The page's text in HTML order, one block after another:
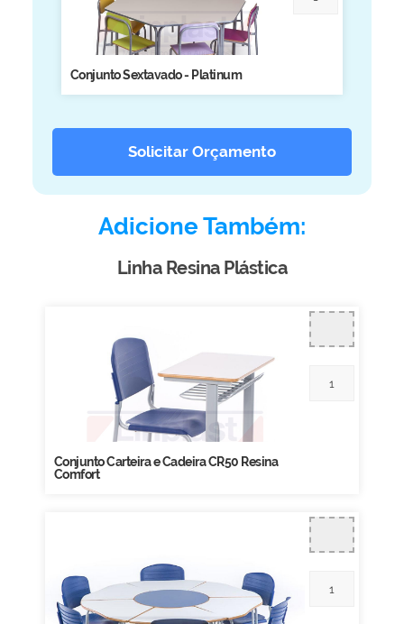
Conjunto Sextavado - Platinum
Solicitar Orçamento
Adicione Também:
Linha Resina Plástica
Conjunto Carteira e Cadeira CR50 Resina
Comfort
Linha Wood Prime
Cadeira especial